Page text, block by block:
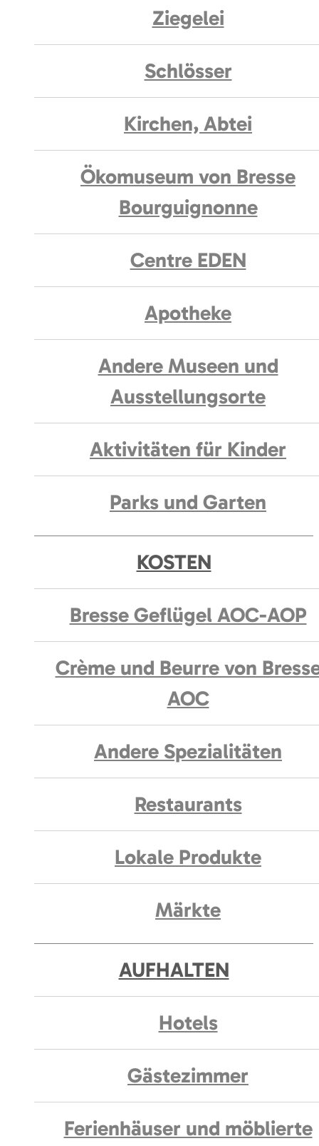
Ziegelei
Schlösser
Kirchen, Abtei
Ökomuseum von Bresse
Bourguignonne
Centre EDEN
Apotheke
Andere Museen und
Ausstellungsorte
Aktivitäten für Kinder
Parks und Garten
KOSTEN
Bresse Geflügel AOC-AOP
Crème und Beurre von
AOC
Andere Spezialitäten
Restaurants
Lokale Produkte
Märkte
AUFHALTEN
Hotels
Gästezimmer
Ferienhäuser und möblierte